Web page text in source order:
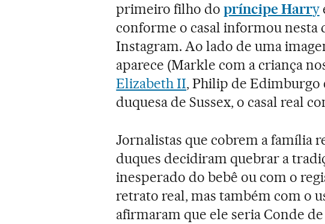
primeiro filho do príncipe Harry
conforme o casal informou nesta
Instagram. Ao lado de uma
aparece (Markle com a criança
Elizabeth II, Philip de Edimburgo
duquesa de Sussex, o casal real
Jornalistas que cobrem a família
duques decidiram quebrar a
inesperado do bebê ou com o
retrato real, mas também com o
afirmaram que ele seria Conde